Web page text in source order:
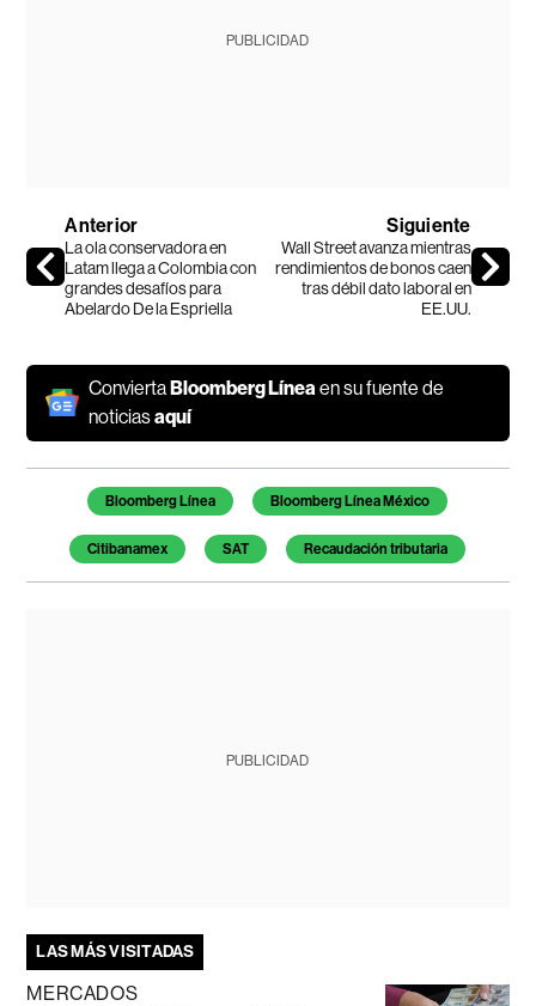
PUBLICIDAD
Anterior
La ola conservadora en
Latam llega a Colombia con
grandes desafíos para
Abelardo De la Espriella
Siguiente
Wall Street avanza mientras
rendimientos de bonos caen
tras débil dato laboral en
EE.UU.
ConviertaBloomberg Línea en su fuente de
noticiasaquí
Temas de este artículo
Bloomberg Línea Bloomberg Línea México
Citibanamex SAT Recaudación tributaria
PUBLICIDAD
LAS MÁS VISITADAS
MERCADOS